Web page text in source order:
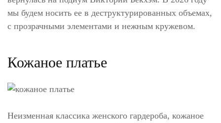
мы будем носить ее в деструктурированных объемах,
с прозрачными элементами и нежным кружевом.
Кожаное платье
Неизменная классика женского гардероба, кожаное